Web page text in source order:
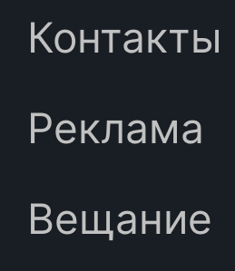
Контакты
Реклама
Вещание